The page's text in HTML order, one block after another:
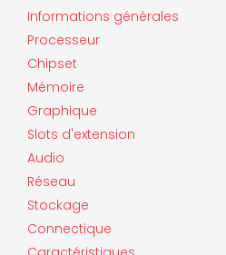
Informations générales
Processeur
Chipset
Mémoire
Graphique
Slots d'extension
Audio
Réseau
Stockage
Connectique